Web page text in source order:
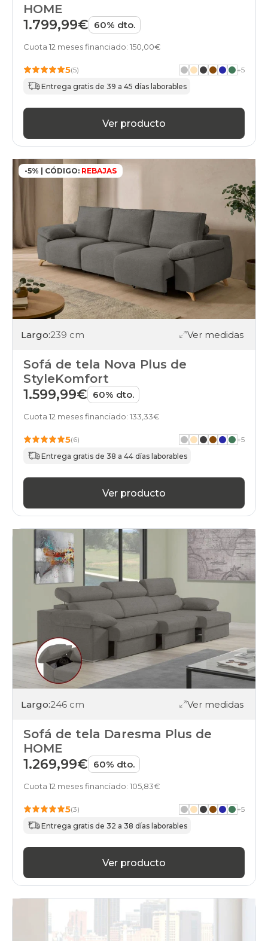
HOME
1.799,99€ 60% dto.
Cuota 12 meses financiado: 150,00€
5(5) +5
Entrega gratis de 39 a 45 días laborables
Ver producto
-5% | CÓDIGO: REBAJAS
Largo:239 cm Ver medidas
Sofá de tela Nova Plus de
StyleKomfort
1.599,99€ 60% dto.
Cuota 12 meses financiado: 133,33€
5(6) +5
Entrega gratis de 38 a 44 días laborables
Ver producto
Largo:246 cm Ver medidas
Sofá de tela Daresma Plus de
HOME
1.269,99€ 60% dto.
Cuota 12 meses financiado: 105,83€
5(3) +5
Entrega gratis de 32 a 38 días laborables
Ver producto